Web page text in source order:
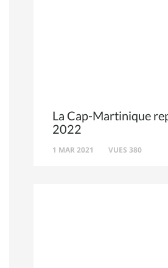
La Cap-Martinique
2022
1 MAR 2021 VUES 380